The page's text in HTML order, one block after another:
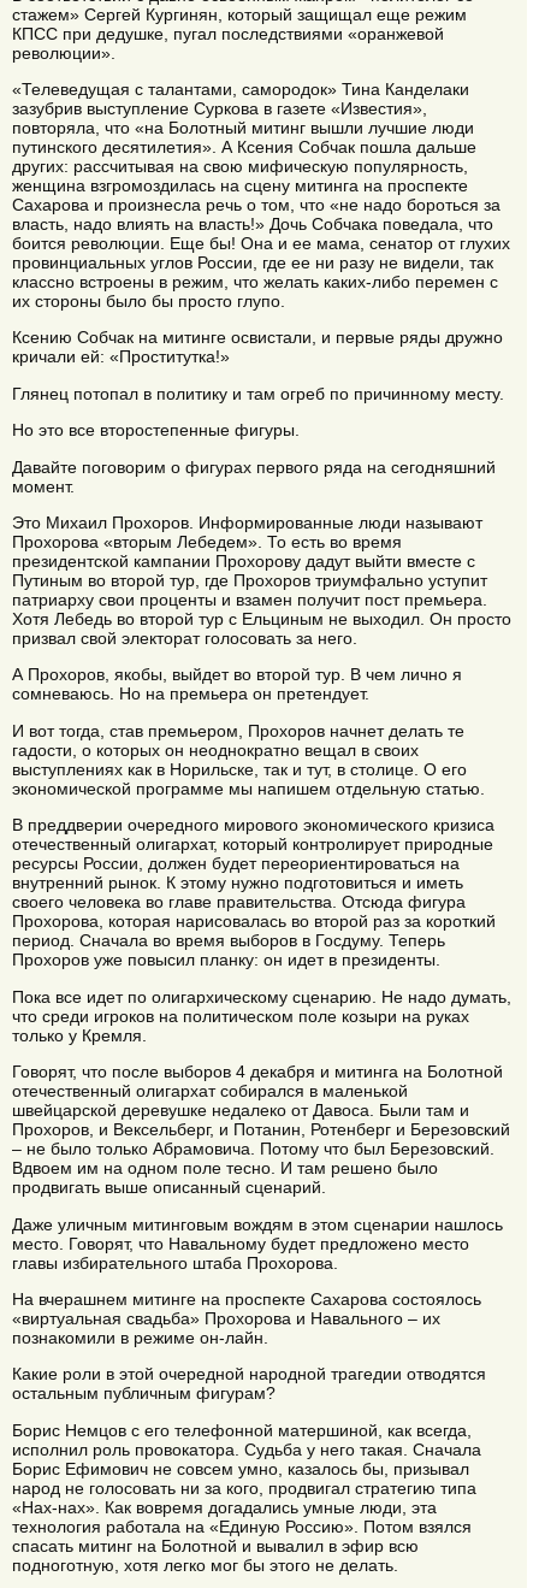
стажем» Сергей Кургинян, который защищал еще режим
КПСС при дедушке, пугал последствиями «оранжевой
революции».
«Телеведущая с талантами, самородок» Тина Канделаки
зазубрив выступление Суркова в газете «Известия»,
повторяла, что «на Болотный митинг вышли лучшие люди
путинского десятилетия». А Ксения Собчак пошла дальше
других: рассчитывая на свою мифическую популярность,
женщина взгромоздилась на сцену митинга на проспекте
Сахарова и произнесла речь о том, что «не надо бороться за
власть, надо влиять на власть!» Дочь Собчака поведала, что
боится революции. Еще бы! Она и ее мама, сенатор от глухих
провинциальных углов России, где ее ни разу не видели, так
классно встроены в режим, что желать каких-либо перемен с
их стороны было бы просто глупо.
Ксению Собчак на митинге освистали, и первые ряды дружно
кричали ей: «Проститутка!»
Глянец потопал в политику и там огреб по причинному месту.
Но это все второстепенные фигуры.
Давайте поговорим о фигурах первого ряда на сегодняшний
момент.
Это Михаил Прохоров. Информированные люди называют
Прохорова «вторым Лебедем». То есть во время
президентской кампании Прохорову дадут выйти вместе с
Путиным во второй тур, где Прохоров триумфально уступит
патриарху свои проценты и взамен получит пост премьера.
Хотя Лебедь во второй тур с Ельциным не выходил. Он просто
призвал свой электорат голосовать за него.
А Прохоров, якобы, выйдет во второй тур. В чем лично я
сомневаюсь. Но на премьера он претендует.
И вот тогда, став премьером, Прохоров начнет делать те
гадости, о которых он неоднократно вещал в своих
выступлениях как в Норильске, так и тут, в столице. О его
экономической программе мы напишем отдельную статью.
В преддверии очередного мирового экономического кризиса
отечественный олигархат, который контролирует природные
ресурсы России, должен будет переориентироваться на
внутренний рынок. К этому нужно подготовиться и иметь
своего человека во главе правительства. Отсюда фигура
Прохорова, которая нарисовалась во второй раз за короткий
период. Сначала во время выборов в Госдуму. Теперь
Прохоров уже повысил планку: он идет в президенты.
Пока все идет по олигархическому сценарию. Не надо думать,
что среди игроков на политическом поле козыри на руках
только у Кремля.
Говорят, что после выборов 4 декабря и митинга на Болотной
отечественный олигархат собирался в маленькой
швейцарской деревушке недалеко от Давоса. Были там и
Прохоров, и Вексельберг, и Потанин, Ротенберг и Березовский
– не было только Абрамовича. Потому что был Березовский.
Вдвоем им на одном поле тесно. И там решено было
продвигать выше описанный сценарий.
Даже уличным митинговым вождям в этом сценарии нашлось
место. Говорят, что Навальному будет предложено место
главы избирательного штаба Прохорова.
На вчерашнем митинге на проспекте Сахарова состоялось
«виртуальная свадьба» Прохорова и Навального – их
познакомили в режиме он-лайн.
Какие роли в этой очередной народной трагедии отводятся
остальным публичным фигурам?
Борис Немцов с его телефонной матершиной, как всегда,
исполнил роль провокатора. Судьба у него такая. Сначала
Борис Ефимович не совсем умно, казалось бы, призывал
народ не голосовать ни за кого, продвигал стратегию типа
«Нах-нах». Как вовремя догадались умные люди, эта
технология работала на «Единую Россию». Потом взялся
спасать митинг на Болотной и вывалил в эфир всю
подноготную, хотя легко мог бы этого не делать.